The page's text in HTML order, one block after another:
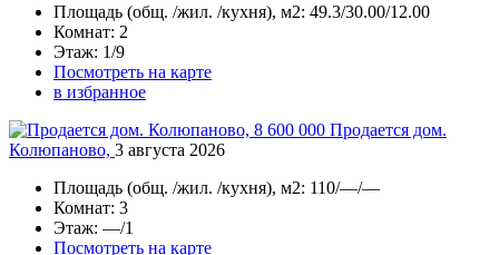
Площадь (общ. /жил. /кухня), м2: 49.3/30.00/12.00
Комнат: 2
Этаж: 1/9
Посмотреть на карте
в избранное
8 600 000 Продается дом.
Колюпаново, 3 августа 2026
Площадь (общ. /жил. /кухня), м2: 110/—/—
Комнат: 3
Этаж: —/1
Посмотреть на карте